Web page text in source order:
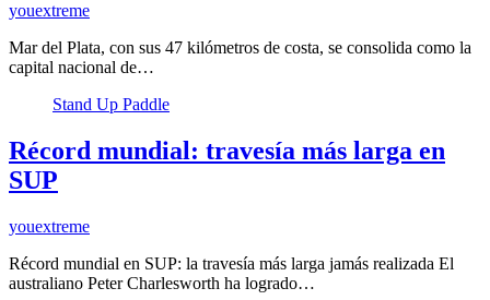
youextreme
Mar del Plata, con sus 47 kilómetros de costa, se consolida como la
capital nacional de…
Stand Up Paddle
Récord mundial: travesía más larga en
SUP
youextreme
Récord mundial en SUP: la travesía más larga jamás realizada El
australiano Peter Charlesworth ha logrado…